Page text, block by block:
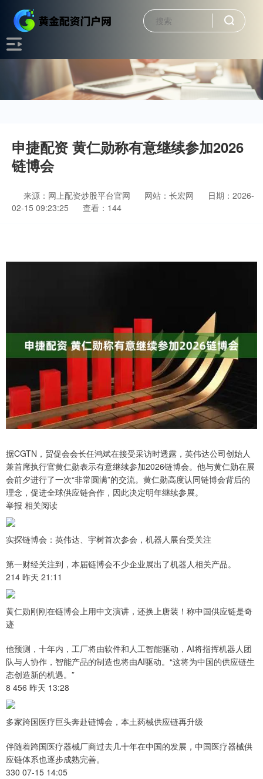
申捷配资 黄仁勋称有意继续参加2026
链博会
来源：网上配资炒股平台官网 网站：长宏网
日期：2026-
02-15 09:23:25
查看：144
据CGTN，贸促会会长任鸿斌在接受采访时透露，英伟达公司创始人
兼首席执行官黄仁勋表示有意继续参加2026链博会。他与黄仁勋在展
会前夕进行了一次“非常圆满”的交流。黄仁勋高度认同链博会背后的
理念，促进全球供应链合作，因此决定明年继续参展。
举报 相关阅读
实探链博会：英伟达、宇树首次参会，机器人展台受关注
第一财经关注到，本届链博会不少企业展出了机器人相关产品。
214 昨天 21:11
黄仁勋刚刚在链博会上用中文演讲，还换上唐装！称中国供应链是奇
迹
他预测，十年内，工厂将由软件和人工智能驱动，AI将指挥机器人团
队与人协作，智能产品的制造也将由AI驱动。“这将为中国的供应链生
态创造新的机遇。”
8 456 昨天 13:28
多家跨国医疗巨头奔赴链博会，本土药械供应链再升级
伴随着跨国医疗器械厂商过去几十年在中国的发展，中国医疗器械供
应链体系也逐步成熟完善。
330 07-15 14:05